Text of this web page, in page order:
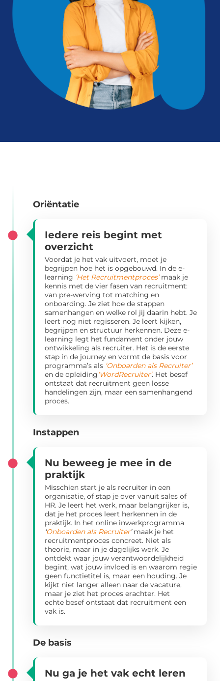
Oriëntatie
Iedere reis begint met
overzicht
Voordat je het vak uitvoert, moet je
begrijpen hoe het is opgebouwd. In de e-
learning ‘Het Recruitmentproces’maak je
kennis met de vier fasen van recruitment:
van pre-werving tot matching en
onboarding. Je ziet hoe de stappen
samenhangen en welke rol jij daarin hebt. Je
leert nog niet regisseren. Je leert kijken,
begrijpen en structuur herkennen. Deze e-
learning legt het fundament onder jouw
ontwikkeling als recruiter. Het is de eerste
stap in de journey en vormt de basis voor
programma’s als ‘Onboarden als Recruiter’
en de opleiding‘WordRecruiter’. Het besef
ontstaat dat recruitment geen losse
handelingen zijn, maar een samenhangend
proces.
Instappen
Nu beweeg je mee in de
praktijk
Misschien start je als recruiter in een
organisatie, of stap je over vanuit sales of
HR. Je leert het werk, maar belangrijker is,
dat je het proces leert herkennen in de
praktijk. In het online inwerkprogramma
‘Onboarden als Recruiter’maak je het
recruitmentproces concreet. Niet als
theorie, maar in je dagelijks werk. Je
ontdekt waar jouw verantwoordelijkheid
begint, wat jouw invloed is en waarom regie
geen functietitel is, maar een houding. Je
kijkt niet langer alleen naar de vacature,
maar je ziet het proces erachter. Het
echte besef ontstaat dat recruitment een
vak is.
De basis
Nu ga je het vak echt leren